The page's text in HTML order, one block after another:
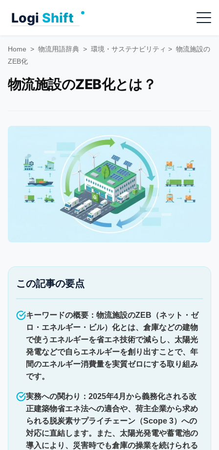
Menu
Home > 物流用語辞典 > 環境・サステナビリティ > 物流施設の
ZEB化
物流施設のZEB化とは？
この記事の要点
キーワードの概要：物流施設のZEB（ネット・ゼ
ロ・エネルギー・ビル）化とは、倉庫などの建物
で使うエネルギーを省エネ技術で減らし、太陽光
発電などで自らエネルギーを創り出すことで、年
間のエネルギー消費量を実質ゼロにする取り組み
です。
実務への関わり：2025年4月から義務化される改
正建築物省エネ法への適合や、荷主企業から求め
られる脱炭素サプライチェーン（Scope 3）への
対応に直結します。また、太陽光発電や蓄電池の
導入により、災害時でも倉庫の操業を続けられる